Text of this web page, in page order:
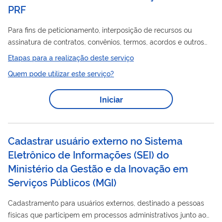
PRF
Para fins de peticionamento, interposição de recursos ou
assinatura de contratos, convênios, termos, acordos e outros
instrumentos congêneres celebrados com a PRF.
Etapas para a realização deste serviço
Quem pode utilizar este serviço?
Iniciar
Cadastrar usuário externo no Sistema
Eletrônico de Informações (SEI) do
Ministério da Gestão e da Inovação em
Serviços Públicos (MGI)
Cadastramento para usuários externos, destinado a pessoas
físicas que participem em processos administrativos junto ao